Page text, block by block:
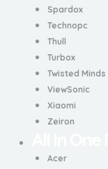
Spardox
Technopc
Thull
Turbox
Twisted Minds
ViewSonic
Xiaomi
Zeiron
Acer